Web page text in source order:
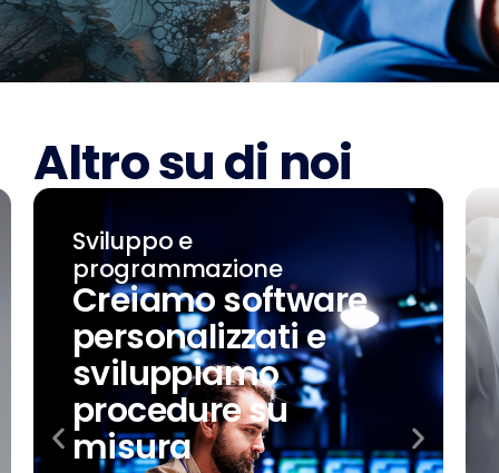
Altro su di noi
Sviluppo e
programmazione
Creiamo software
personalizzati e
sviluppiamo
procedure su
misura